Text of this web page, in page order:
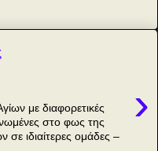
›
με διαφορετικές
στο φως της
σε ιδιαίτερες ομάδες –